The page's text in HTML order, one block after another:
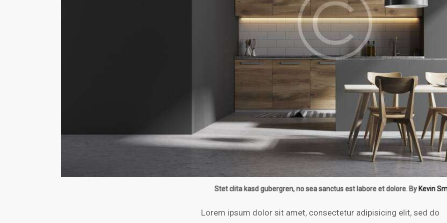
Stet clita kasd gubergren, no sea sanctus est labore et dolore. By Kevin
Lorem ipsum dolor sit amet, consectetur adipisicing elit, sed do